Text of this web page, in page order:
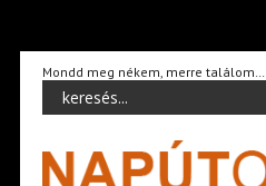
Mondd meg nékem, merre találom…